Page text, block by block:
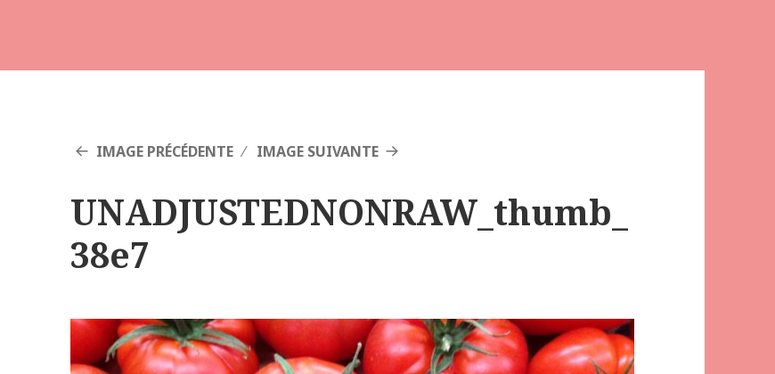
IMAGE PRÉCÉDENTE IMAGE SUIVANTE
UNADJUSTEDNONRAW_thumb_
38e7